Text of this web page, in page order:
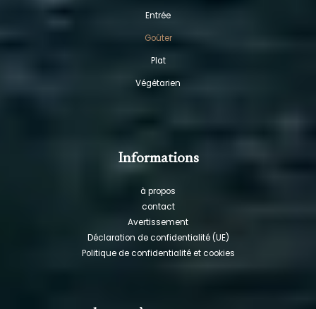
Entrée
Goûter
Plat
Végétarien
Informations
à propos
contact
Avertissement
Déclaration de confidentialité (UE)
Politique de confidentialité et cookies